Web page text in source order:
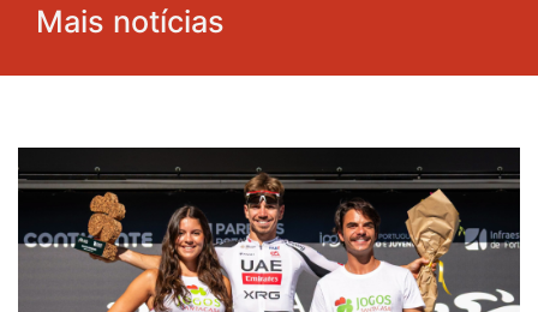
Mais notícias